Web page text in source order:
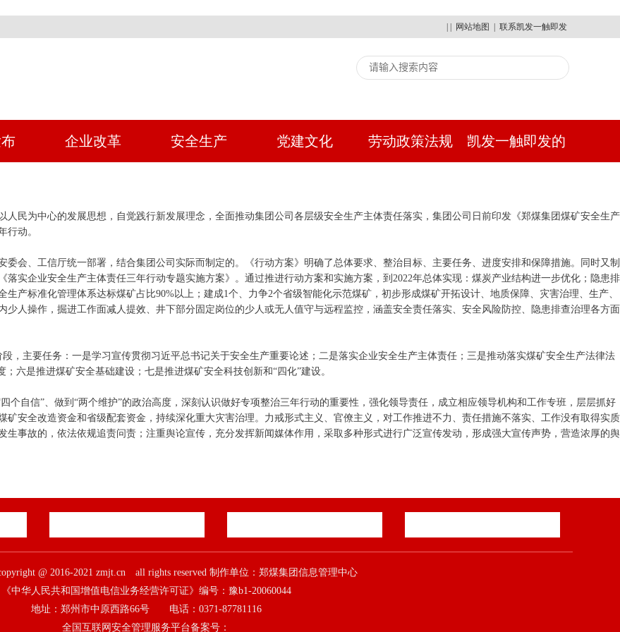
网站地图 联系凯发一触即发
企业改革 安全生产 党建文化 劳动政策法规 凯发一触即发的
民为中心的发展思想，自觉践行新发展理念，全面推动集团公司各层级安全生产主体责任落实，集团公司日前印发《郑煤集团煤矿安全生产
行动。
委会、工信厅统一部署，结合集团公司实际而制定的。《行动方案》明确了总体要求、整治目标、主要任务、进度安排和保障措施。同时又制
实企业安全生产主体责任三年行动专题实施方案》。通过推进行动方案和实施方案，到2022年总体实现：煤炭产业结构进一步优化；隐患排
产标准化管理体系达标煤矿占比90%以上；建成1个、力争2个省级智能化示范煤矿，初步形成煤矿开拓设计、地质保障、灾害治理、生产、
人操作，掘进工作面减人提效、井下部分固定岗位的少人或无人值守与远程监控，涵盖安全责任落实、安全风险防控、隐患排查治理各方面
，主要任务：一是学习宣传贯彻习近平总书记关于安全生产重要论述；二是落实企业安全生产主体责任；三是推动落实煤矿安全生产法律法
六是推进煤矿安全基础建设；七是推进煤矿安全科技创新和“四化”建设。
个自信”、做到“两个维护”的政治高度，深刻认识做好专项整治三年行动的重要性，强化领导责任，成立相应领导机构和工作专班，层层抓好
安全改造资金和省级配套资金，持续深化重大灾害治理。力戒形式主义、官僚主义，对工作推进不力、责任措施不落实、工作没有取得实质
事故的，依法依规追责问责；注重舆论宣传，充分发挥新闻媒体作用，采取多种形式进行广泛宣传发动，形成强大宣传声势，营造浓厚的舆
@ 2016-2021 zmjt.cn all rights reserved 制作单位：郑煤集团信息管理中心
《中华人民共和国增值电信业务经营许可证》编号：豫b1-20060044
地址：郑州市中原西路66号 电话：0371-87781116
全国互联网安全管理服务平台备案号：